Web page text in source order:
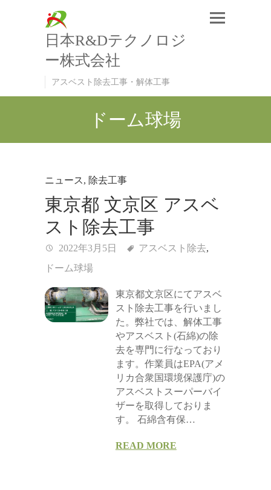
日本R&Dテクノロジ
ー株式会社
アスベスト除去工事・解体工事
ドーム球場
ニュース, 除去工事
東京都 文京区 アスベ
スト除去工事
2022年3月5日 アスベスト除去,
ドーム球場
東京都文京区にてアスベ
スト除去工事を行いまし
た。弊社では、解体工事
やアスベスト(石綿)の除
去を専門に行なっており
ます。作業員はEPA(アメ
リカ合衆国環境保護庁)の
アスベストスーパーバイ
ザーを取得しておりま
す。 石綿含有保…
READ MORE